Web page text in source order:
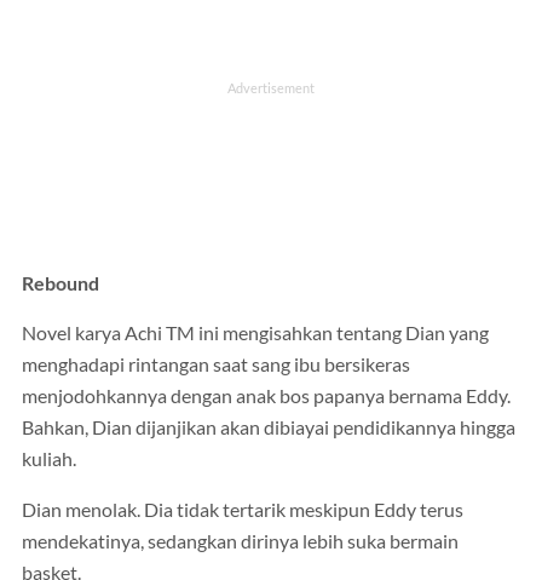
Rebound
Novel karya Achi TM ini mengisahkan tentang Dian yang
menghadapi rintangan saat sang ibu bersikeras
menjodohkannya dengan anak bos papanya bernama Eddy.
Bahkan, Dian dijanjikan akan dibiayai pendidikannya hingga
kuliah.
Dian menolak. Dia tidak tertarik meskipun Eddy terus
mendekatinya, sedangkan dirinya lebih suka bermain
basket.